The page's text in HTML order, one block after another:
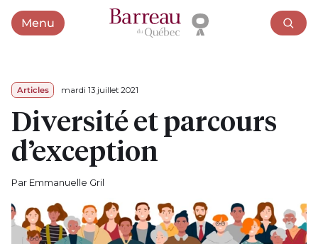
MenuOuvrir le menu
Articles mardi 13 juillet 2021
Diversité et parcours
d’exception
Par Emmanuelle Gril